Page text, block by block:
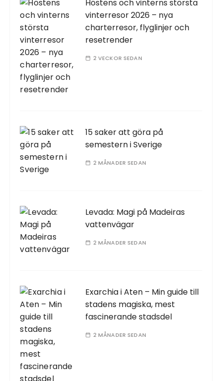
Höstens och vinterns största
vinterresor 2026 – nya
charterresor, flyglinjer och
resetrender
2 VECKOR SEDAN
15 saker att göra på
semestern i Sverige
2 MÅNADER SEDAN
Levada: Magi på Madeiras
vattenvägar
2 MÅNADER SEDAN
Exarchia i Aten – Min guide till
stadens magiska, mest
fascinerande stadsdel
2 MÅNADER SEDAN